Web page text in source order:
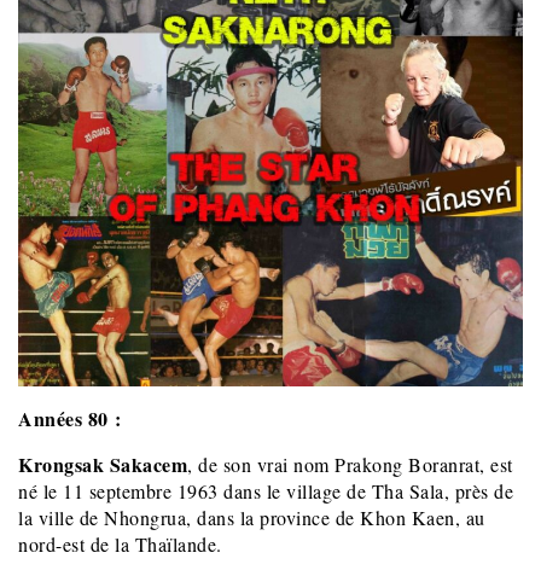
Années 80 :
Krongsak Sakacem, de son vrai nom Prakong Boranrat, est
né le 11 septembre 1963 dans le village de Tha Sala, près de
la ville de Nhongrua, dans la province de Khon Kaen, au
nord-est de la Thaïlande.